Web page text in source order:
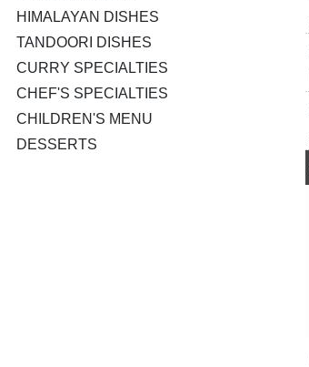
HIMALAYAN DISHES
TANDOORI DISHES
CURRY SPECIALTIES
CHEF'S SPECIALTIES
CHILDREN'S MENU
DESSERTS